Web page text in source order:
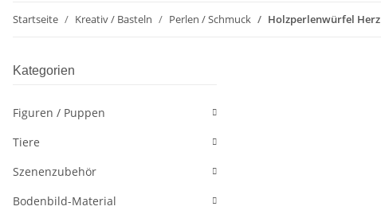
Startseite Kreativ / Basteln Perlen / Schmuck Holzperlenwürfel Herz
Kategorien
Figuren / Puppen
Tiere
Szenenzubehör
Bodenbild-Material